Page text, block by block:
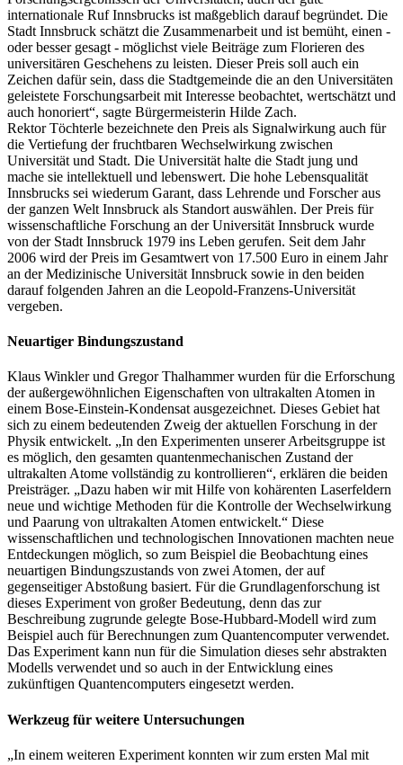
internationale Ruf Innsbrucks ist maßgeblich darauf begründet. Die
Stadt Innsbruck schätzt die Zusammenarbeit und ist bemüht, einen -
oder besser gesagt - möglichst viele Beiträge zum Florieren des
universitären Geschehens zu leisten. Dieser Preis soll auch ein
Zeichen dafür sein, dass die Stadtgemeinde die an den Universitäten
geleistete Forschungsarbeit mit Interesse beobachtet, wertschätzt und
auch honoriert“, sagte Bürgermeisterin Hilde Zach.
Rektor Töchterle bezeichnete den Preis als Signalwirkung auch für
die Vertiefung der fruchtbaren Wechselwirkung zwischen
Universität und Stadt. Die Universität halte die Stadt jung und
mache sie intellektuell und lebenswert. Die hohe Lebensqualität
Innsbrucks sei wiederum Garant, dass Lehrende und Forscher aus
der ganzen Welt Innsbruck als Standort auswählen. Der Preis für
wissenschaftliche Forschung an der Universität Innsbruck wurde
von der Stadt Innsbruck 1979 ins Leben gerufen. Seit dem Jahr
2006 wird der Preis im Gesamtwert von 17.500 Euro in einem Jahr
an der Medizinische Universität Innsbruck sowie in den beiden
darauf folgenden Jahren an die Leopold-Franzens-Universität
vergeben.
Neuartiger Bindungszustand
Klaus Winkler und Gregor Thalhammer wurden für die Erforschung
der außergewöhnlichen Eigenschaften von ultrakalten Atomen in
einem Bose-Einstein-Kondensat ausgezeichnet. Dieses Gebiet hat
sich zu einem bedeutenden Zweig der aktuellen Forschung in der
Physik entwickelt. „In den Experimenten unserer Arbeitsgruppe ist
es möglich, den gesamten quantenmechanischen Zustand der
ultrakalten Atome vollständig zu kontrollieren“, erklären die beiden
Preisträger. „Dazu haben wir mit Hilfe von kohärenten Laserfeldern
neue und wichtige Methoden für die Kontrolle der Wechselwirkung
und Paarung von ultrakalten Atomen entwickelt.“ Diese
wissenschaftlichen und technologischen Innovationen machten neue
Entdeckungen möglich, so zum Beispiel die Beobachtung eines
neuartigen Bindungszustands von zwei Atomen, der auf
gegenseitiger Abstoßung basiert. Für die Grundlagenforschung ist
dieses Experiment von großer Bedeutung, denn das zur
Beschreibung zugrunde gelegte Bose-Hubbard-Modell wird zum
Beispiel auch für Berechnungen zum Quantencomputer verwendet.
Das Experiment kann nun für die Simulation dieses sehr abstrakten
Modells verwendet und so auch in der Entwicklung eines
zukünftigen Quantencomputers eingesetzt werden.
Werkzeug für weitere Untersuchungen
„In einem weiteren Experiment konnten wir zum ersten Mal mit